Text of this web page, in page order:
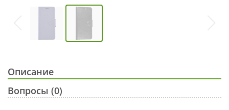
Описание
Вопросы (0)